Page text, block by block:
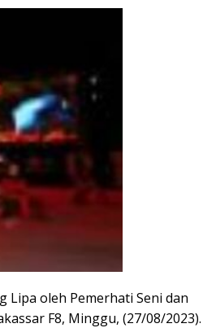
Lipa oleh Pemerhati Seni dan
F8, Minggu, (27/08/2023).